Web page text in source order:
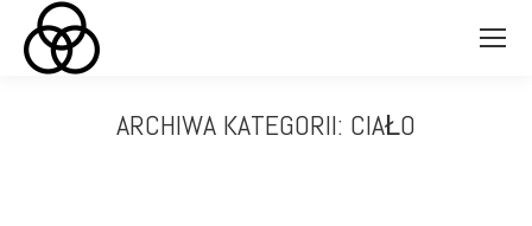
ARCHIWA KATEGORII: CIAŁO